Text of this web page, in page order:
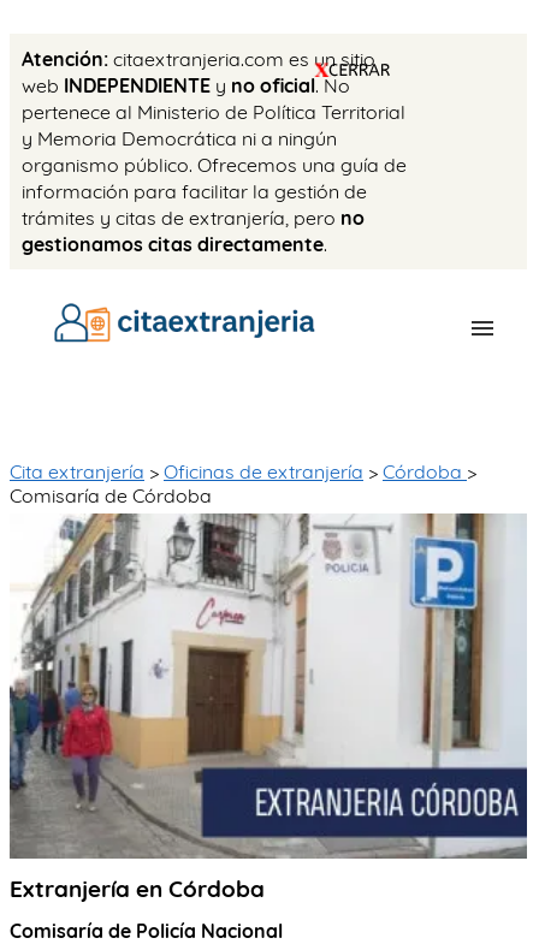
Atención: citaextranjeria.com es un sitio
web INDEPENDIENTE y no oficial. No
pertenece al Ministerio de Política Territorial
y Memoria Democrática ni a ningún
organismo público. Ofrecemos una guía de
información para facilitar la gestión de
trámites y citas de extranjería, pero no
gestionamos citas directamente.
TASAS
TRÁMITES
OK
Cita extranjería > Oficinas de extranjería > Córdoba >
Comisaría de Córdoba
Extranjería en Córdoba
Comisaría de Policía Nacional